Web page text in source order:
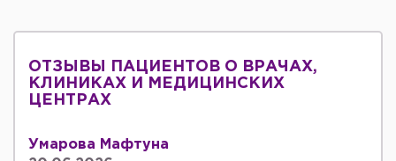
ОТЗЫВЫ ПАЦИЕНТОВ О ВРАЧАХ,
КЛИНИКАХ И МЕДИЦИНСКИХ
ЦЕНТРАХ
Умарова Мафтуна